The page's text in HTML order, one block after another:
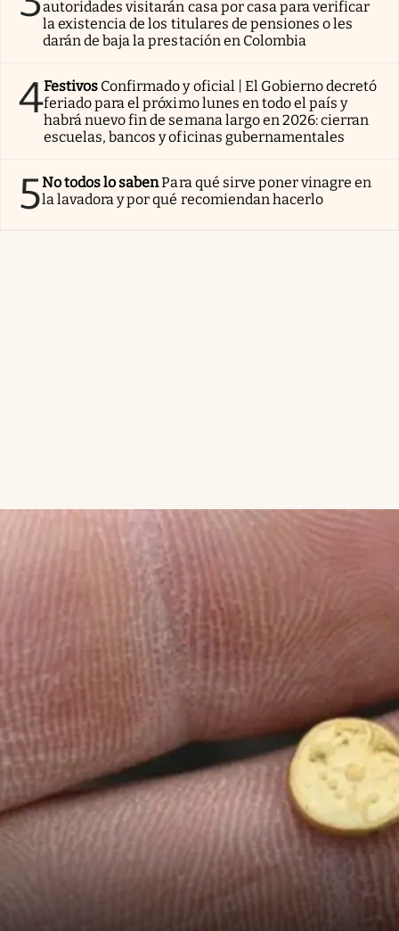
autoridades visitarán casa por casa para verificar
la existencia de los titulares de pensiones o les
darán de baja la prestación en Colombia
4Festivos Confirmado y oficial | El Gobierno decretó
feriado para el próximo lunes en todo el país y
habrá nuevo fin de semana largo en 2026: cierran
escuelas, bancos y oficinas gubernamentales
5No todos lo sabenPara qué sirve poner vinagre en
la lavadora y por qué recomiendan hacerlo